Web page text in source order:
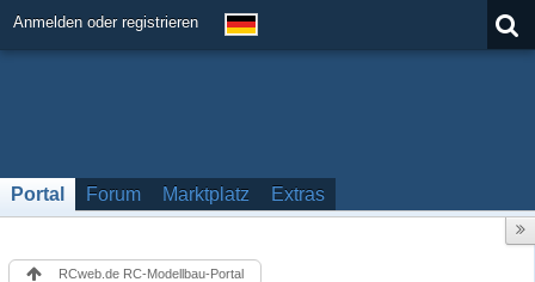
Anmelden oder registrieren
Portal Forum Marktplatz Extras
RCweb.de RC-Modellbau-Portal